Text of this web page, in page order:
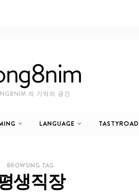
의 기억의 공간
LANGUAGE TASTYROAD
BROWSING TAG
생직장